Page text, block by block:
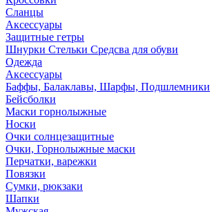
Сланцы
Аксессуары
Защитные гетры
Шнурки Стельки Средсва для обуви
Одежда
Аксессуары
Баффы, Балаклавы, Шарфы, Подшлемники
Бейсболки
Маски горнолыжные
Носки
Очки солнцезащитные
Очки, Горнолыжные маски
Перчатки, варежки
Повязки
Сумки, рюкзаки
Шапки